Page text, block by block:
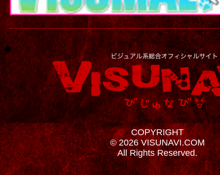
COPYRIGHT
© 2026 VISUNAVI.COM
All Rights Reserved.